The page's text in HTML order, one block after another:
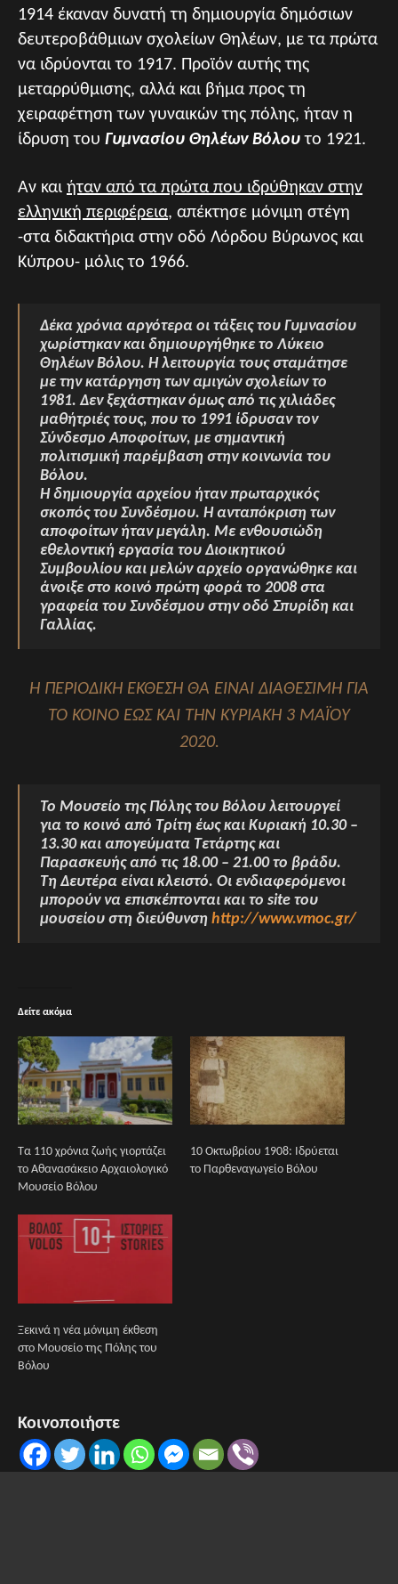
1914 έκαναν δυνατή τη δημιουργία δημόσιων
δευτεροβάθμιων σχολείων Θηλέων, με τα πρώτα
να ιδρύονται το 1917. Προϊόν αυτής της
μεταρρύθμισης, αλλά και βήμα προς τη
χειραφέτηση των γυναικών της πόλης, ήταν η
ίδρυση του Γυμνασίου Θηλέων Βόλου το 1921.
Αν και ήταν από τα πρώτα που ιδρύθηκαν στην
ελληνική περιφέρεια, απέκτησε μόνιμη στέγη
-στα διδακτήρια στην οδό Λόρδου Βύρωνος και
Κύπρου- μόλις το 1966.
Δέκα χρόνια αργότερα οι τάξεις του Γυμνασίου
χωρίστηκαν και δημιουργήθηκε το Λύκειο
Θηλέων Βόλου. Η λειτουργία τους σταμάτησε
με την κατάργηση των αμιγών σχολείων το
1981. Δεν ξεχάστηκαν όμως από τις χιλιάδες
μαθήτριές τους, που το 1991 ίδρυσαν τον
Σύνδεσμο Αποφοίτων, με σημαντική
πολιτισμική παρέμβαση στην κοινωνία του
Βόλου.
Η δημιουργία αρχείου ήταν πρωταρχικός
σκοπός του Συνδέσμου. Η ανταπόκριση των
αποφοίτων ήταν μεγάλη. Με ενθουσιώδη
εθελοντική εργασία του Διοικητικού
Συμβουλίου και μελών αρχείο οργανώθηκε και
άνοιξε στο κοινό πρώτη φορά το 2008 στα
γραφεία του Συνδέσμου στην οδό Σπυρίδη και
Γαλλίας.
Η ΠΕΡΙΟΔΙΚΉ ΈΚΘΕΣΗ ΘΑ ΕΙΝΑΙ ΔΙΑΘΕΣΙΜΗ ΓΙΑ
ΤΟ ΚΟΙΝΟ ΕΩΣ ΚΑΙ ΤΗΝ ΚΥΡΙΑΚΉ 3 ΜΑΪ́ΟΥ
2020.
Το Μουσείο της Πόλης του Βόλου λειτουργεί
για το κοινό από Τρίτη έως και Κυριακή 10.30 –
13.30 και απογεύματα Τετάρτης και
Παρασκευής από τις 18.00 – 21.00 το βράδυ.
Τη Δευτέρα είναι κλειστό. Οι ενδιαφερόμενοι
μπορούν να επισκέπτονται και το site του
μουσείου στη διεύθυνση http://www.vmoc.gr/
Δείτε ακόμα
Τα 110 χρόνια ζωής γιορτάζει
το Αθανασάκειο Αρχαιολογικό
Μουσείο Βόλου
10 Οκτωβρίου 1908: Ιδρύεται
το Παρθεναγωγείο Βόλου
Ξεκινά η νέα μόνιμη έκθεση
στο Μουσείο της Πόλης του
Βόλου
Κοινοποιήστε